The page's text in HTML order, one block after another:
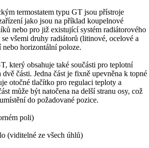
termostatem typu GT jsou přístroje
jako jsou na příklad koupelnové
nebo pro již existující systém radiátorového
všemi druhy radiátorů (litinové, ocelové a
horizontální poloze.
který obsahuje také součásti pro teplotní
části. Jedna část je fixně upevněna k topné
otočné tlačítko pro regulaci teploty a
může být natočena na delší stranu osy, což
do požadované pozice.
poli)
(viditelné ze všech úhlů)